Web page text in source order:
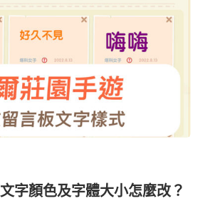
字顏色及字體大小怎麼改？